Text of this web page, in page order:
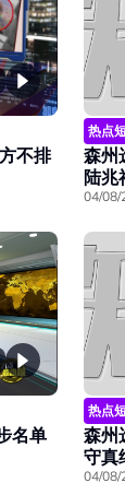
不排
热点
森州
陆兆
04/08/
名单
热点
森州
守真
04/08/